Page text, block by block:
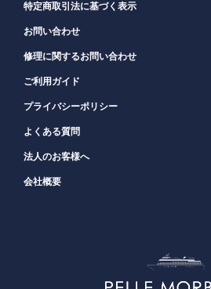
特定商取引法に基づく表示
お問い合わせ
修理に関するお問い合わせ
ご利用ガイド
プライバシーポリシー
よくある質問
法人のお客様へ
会社概要